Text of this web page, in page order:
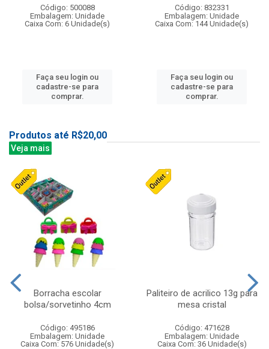
Código: 500088
Embalagem: Unidade
Caixa Com: 6 Unidade(s)
Faça seu login ou
cadastre-se para
comprar.
Código: 832331
Embalagem: Unidade
Caixa Com: 144 Unidade(s)
Faça seu login ou
cadastre-se para
comprar.
Produtos até R$20,00
Veja mais
Borracha escolar
bolsa/sorvetinho 4cm
Código: 495186
Embalagem: Unidade
Caixa Com: 576 Unidade(s)
Paliteiro de acrilico 13g para
mesa cristal
Código: 471628
Embalagem: Unidade
Caixa Com: 36 Unidade(s)